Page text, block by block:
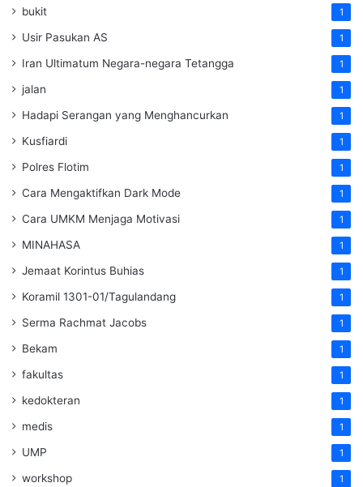
bukit 1
Usir Pasukan AS 1
Iran Ultimatum Negara-negara Tetangga 1
jalan 1
Hadapi Serangan yang Menghancurkan 1
Kusfiardi 1
Polres Flotim 1
Cara Mengaktifkan Dark Mode 1
Cara UMKM Menjaga Motivasi 1
MINAHASA 1
Jemaat Korintus Buhias 1
Koramil 1301-01/Tagulandang 1
Serma Rachmat Jacobs 1
Bekam 1
fakultas 1
kedokteran 1
medis 1
UMP 1
workshop 1